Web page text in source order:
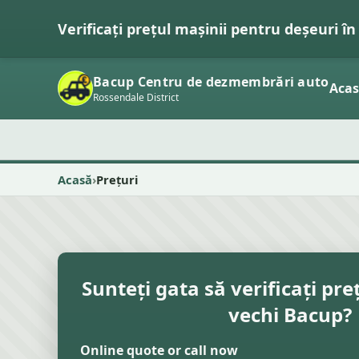
Verificați prețul mașinii pentru deșeuri în
Bacup Centru de dezmembrări auto
Rossendale District
Acasă Prețuri
Sunteți gata să verificați
vechi Bacup?
Online quote or call now